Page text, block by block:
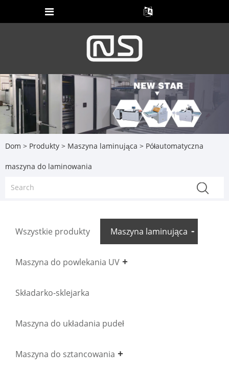
Dom > Produkty > Maszyna laminująca > Półautomatyczna
maszyna do laminowania
Wszystkie produkty Maszyna laminująca
Maszyna do powlekania UV
Składarko-sklejarka
Maszyna do układania pudeł
Maszyna do sztancowania